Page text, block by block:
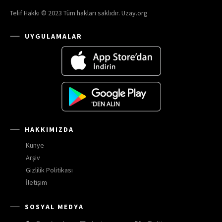
Telif Hakkı © 2023 Tüm hakları saklıdır. Uzay.org
UYGULAMALAR
HAKKIMIZDA
Künye
Arşiv
Gizlilik Politikası
İletişim
SOSYAL MEDYA